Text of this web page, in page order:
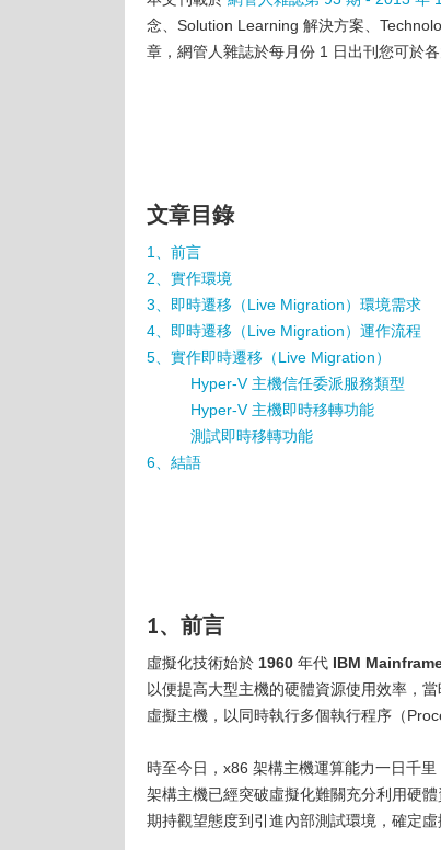
念、Solution Learning 解決方案、
章，網管人雜誌於每月份 1 日出刊您可於
文章目錄
1、前言
2、實作環境
3、即時遷移（Live Migration）環境需求
4、即時遷移（Live Migration）運作流程
5、實作即時遷移（Live Migration）
Hyper-V 主機信任委派服務類型
Hyper-V 主機即時移轉功能
測試即時移轉功能
6、結語
1、前言
虛擬化技術始於 1960 年代 IBM
以便提高大型主機的硬體資源使用效率，
虛擬主機，以同時執行多個執行程序（
時至今日，x86 架構主機運算能力一日千
架構主機已經突破虛擬化難關充分利用硬
期持觀望態度到引進內部測試環境，確定